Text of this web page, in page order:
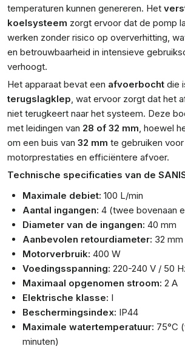
temperaturen kunnen genereren. Het
koelsysteem zorgt ervoor dat de pomp
werken zonder risico op oververhitting,
en betrouwbaarheid in intensieve
verhoogt.
Het apparaat bevat een afvoerbocht die
terugslagklep, wat ervoor zorgt dat het
niet terugkeert naar het systeem. Deze
met leidingen van 28 of 32 mm, hoewel
om een buis van 32 mm te gebruiken
motorprestaties en efficiëntere afvoer.
Technische specificaties van de
Maximale debiet: 100 L/min
Aantal ingangen: 4 (twee bovenaan
Diameter van de ingangen: 40 mm
Aanbevolen retourdiameter: 32 mm
Motorverbruik: 400 W
Voedingsspanning: 220-240 V / 50
Maximaal opgenomen stroom: 2 A
Elektrische klasse: I
Beschermingsindex: IP44
Maximale watertemperatuur: 75°C
minuten)